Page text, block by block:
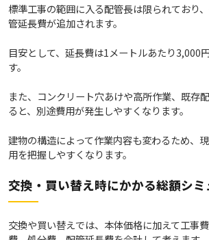
標準工事の範囲に入る配管長は限られており
管延長費が追加されます。
目安として、延長費は1メートルあたり3,000
す。
また、コンクリート穴あけや高所作業、既存
ると、別途費用が発生しやすくなります。
建物の構造によって作業内容も変わるため、
用を把握しやすくなります。
交換・買い替え時にかかる総額シ
交換や買い替えでは、本体価格に加えて工事